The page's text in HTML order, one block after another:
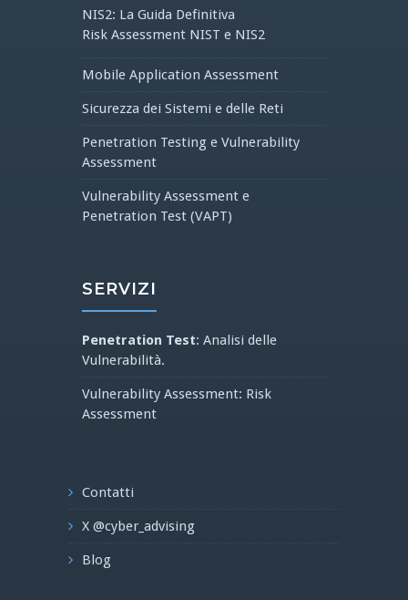
NIS2: La Guida Definitiva
Risk Assessment NIST e NIS2
Mobile Application Assessment
Sicurezza dei Sistemi e delle Reti
Penetration Testing e Vulnerability
Assessment
Vulnerability Assessment e
Penetration Test (VAPT)
SERVIZI
Penetration Test: Analisi delle
Vulnerabilità.
Vulnerability Assessment: Risk
Assessment
Contatti
X @cyber_advising
Blog